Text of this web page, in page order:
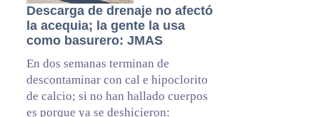
Descarga de drenaje no afectó
la acequia; la gente la usa
como basurero: JMAS
En dos semanas terminan de
descontaminar con cal e hipoclorito
de calcio; si no han hallado cuerpos
es porque ya se deshicieron: